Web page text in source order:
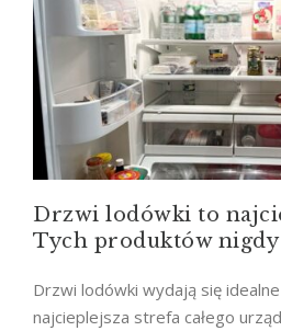
Drzwi lodówki to
Tych produktów
Drzwi lodówki wydają się
najcieplejsza strefa całego